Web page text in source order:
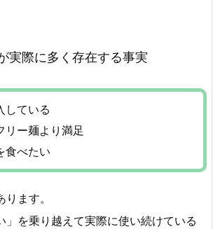
実際に多く存在する事実
している
リー麺より満足
食べたい
ます。
」を乗り越えて実際に使い続けている